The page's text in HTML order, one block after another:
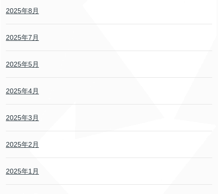
2025年8月
2025年7月
2025年5月
2025年4月
2025年3月
2025年2月
2025年1月